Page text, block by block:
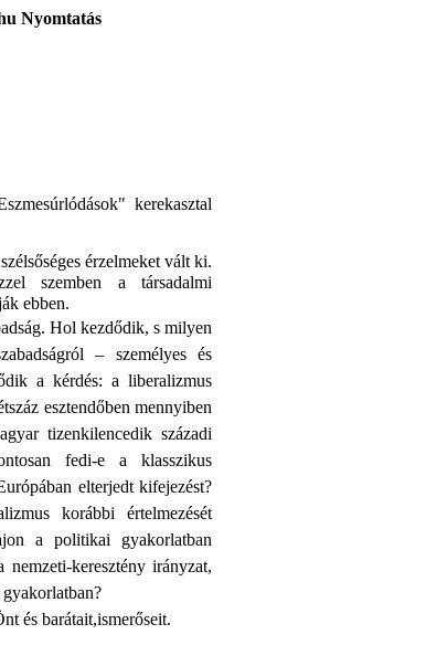
Nyomtatás
kerekasztal
érzelmeket vált ki.
szemben a társadalmi
ebben.
Hol kezdődik, s milyen
– személyes és
a kérdés: a liberalizmus
esztendőben mennyiben
tizenkilencedik századi
fedi-e a klasszikus
elterjedt kifejezést?
korábbi értelmezését
a politikai gyakorlatban
keresztény irányzat,
és barátait,ismerőseit.